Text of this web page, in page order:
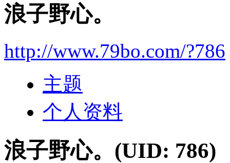
浪子野心。
http://www.79bo.com/?786
主题
个人资料
浪子野心。 (UID: 786)